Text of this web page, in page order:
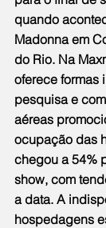
quando
Madonna em
do Rio. Na
oferece formas
pesquisa e
aéreas
ocupação das
chegou a 54%
show, com
a data. A
hospedagens